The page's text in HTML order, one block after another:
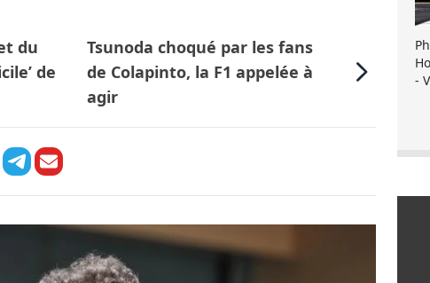
du
de
Tsunoda choqué par les fans
de Colapinto, la F1 appelée à
agir
-